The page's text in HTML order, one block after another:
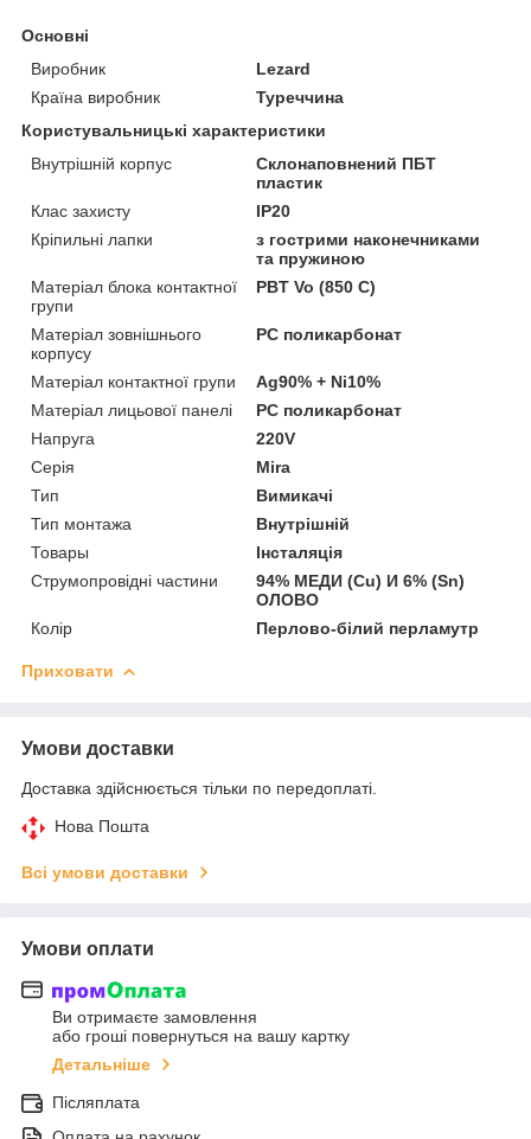
Основні
Виробник
Lezard
Країна виробник
Туреччина
Користувальницькі характеристики
Внутрішній корпус
Склонаповнений ПБТ
пластик
Клас захисту
IP20
Кріпильні лапки
з гострими наконечниками
та пружиною
Матеріал блока контактної
групи
PBT Vo (850 C)
Матеріал зовнішнього
корпусу
PC поликарбонат
Матеріал контактної групи
Ag90% + Ni10%
Матеріал лицьової панелі
PC поликарбонат
Напруга
220V
Серія
Mira
Тип
Вимикачі
Тип монтажа
Внутрішній
Товары
Інсталяція
Струмопровідні частини
94% МЕДИ (Cu) И 6% (Sn)
ОЛОВО
Колір
Перлово-білий перламутр
Приховати
Умови доставки
Доставка здійснюється тільки по передоплаті.
Нова Пошта
Всі умови доставки
Умови оплати
Ви отримаєте замовлення
або гроші повернуться на вашу картку
Детальніше
Післяплата